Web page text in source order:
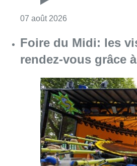
07 août 2026
Foire du Midi: les
rendez-vous grâce